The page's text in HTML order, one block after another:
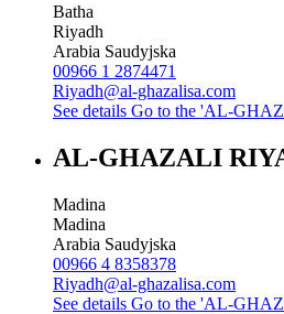
Batha
Riyadh
Arabia Saudyjska
00966 1 2874471
Riyadh@al-ghazalisa.com
See details Go to the 'AL-
AL-GHAZALI
Madina
Madina
Arabia Saudyjska
00966 4 8358378
Riyadh@al-ghazalisa.com
See details Go to the 'AL-